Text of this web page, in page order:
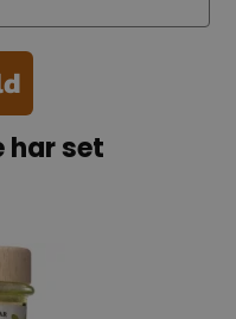
har set